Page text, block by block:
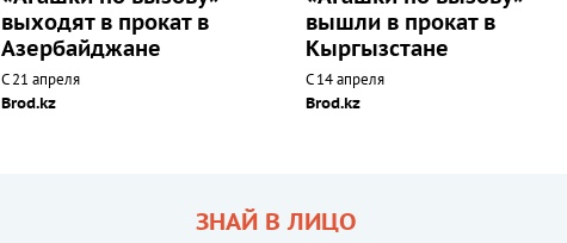
выходят в прокат в
Азербайджане
С 21 апреля
Brod.kz
вышли в прокат в
Кыргызстане
С 14 апреля
Brod.kz
ЗНАЙ В ЛИЦО